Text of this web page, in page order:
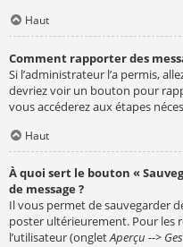
Haut
Comment rapporter des
Si l’administrateur l’a permis,
devriez voir un bouton pour
vous accéderez aux étapes
Haut
À quoi sert le bouton «
de message ?
Il vous permet de sauvegarder
poster ultérieurement. Pour les
l’utilisateur (ongletAperçu -->